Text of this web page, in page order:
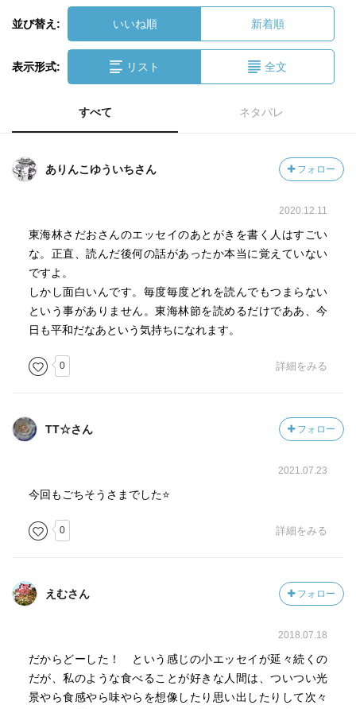
並び替え: いいね順 新着順
表示形式: リスト 全文
すべて ネタバレ
ありんこゆういちさん フォロー
2020.12.11
東海林さだおさんのエッセイのあとがきを書く人はすごい
な。正直、読んだ後何の話があったか本当に覚えていない
ですよ。
しかし面白いんです。毎度毎度どれを読んでもつまらない
という事がありません。東海林節を読めるだけでああ、今
日も平和だなあという気持ちになれます。
0 詳細をみる
TT☆さん フォロー
2021.07.23
今回もごちそうさまでした⭐
0 詳細をみる
えむさん フォロー
2018.07.18
だからどーした！ という感じの小エッセイが延々続くの
だが、私のような食べることが好きな人間は、ついつい光
景やら食感やら味やらを想像したり思い出したりして次々